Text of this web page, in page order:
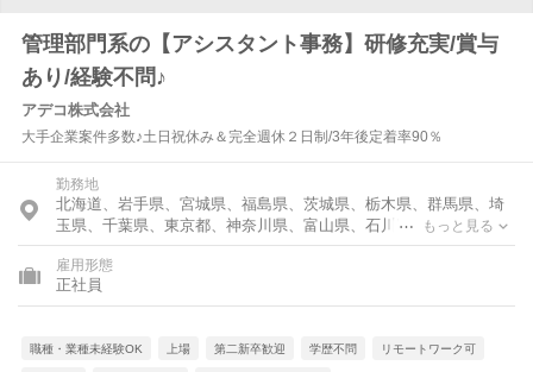
管理部門系の【アシスタント事務】研修充実/賞与
あり/経験不問♪
アデコ株式会社
大手企業案件多数♪土日祝休み＆完全週休２日制/3年後定着率90％
勤務地
北海道、岩手県、宮城県、福島県、茨城県、栃木県、群馬県、埼
玉県、千葉県、東京都、神奈川県、富山県、石川県、福井県、新
潟県、長野県、岐阜県、静岡県、愛知県、三重県、滋賀県、京都
府、大阪府、兵庫県、奈良県、岡山県、広島県、香川県、福岡
県、熊本県
もっと見る
雇用形態
正社員
職種・業種未経験OK 上場 第二新卒歓迎 学歴不問 リモートワーク可